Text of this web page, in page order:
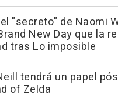
"secreto" de Naomi
New Day que la
tras Lo imposible
tendrá un papel
of Zelda